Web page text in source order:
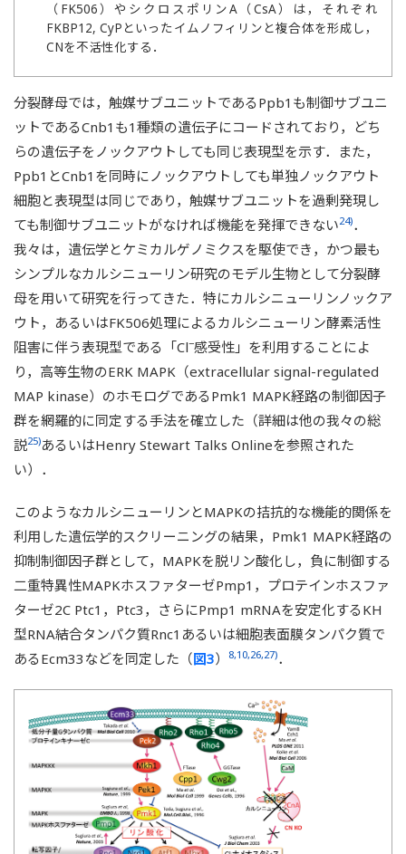
（FK506）やシクロスポリンA（CsA）は，それぞれ
FKBP12, CyPといったイムノフィリンと複合体を形成し，
CNを不活性化する．
分裂酵母では，触媒サブユニットであるPpb1も制御サブユニ
ットであるCnb1も1種類の遺伝子にコードされており，どち
らの遺伝子をノックアウトしても同じ表現型を示す．また，
Ppb1とCnb1を同時にノックアウトしても単独ノックアウト
細胞と表現型は同じであり，触媒サブユニットを過剰発現し
ても制御サブユニットがなければ機能を発揮できない24)．
我々は，遺伝学とケミカルゲノミクスを駆使でき，かつ最も
シンプルなカルシニューリン研究のモデル生物として分裂酵
母を用いて研究を行ってきた．特にカルシニューリンノックア
ウト，あるいはFK506処理によるカルシニューリン酵素活性
阻害に伴う表現型である「Cl−感受性」を利用することによ
り，高等生物のERK MAPK（extracellular signal-regulated
MAP kinase）のホモログであるPmk1 MAPK経路の制御因子
群を網羅的に同定する手法を確立した（詳細は他の我々の総
説25)あるいはHenry Stewart Talks Onlineを参照された
い）．
このようなカルシニューリンとMAPKの拮抗的な機能的関係を
利用した遺伝学的スクリーニングの結果，Pmk1 MAPK経路の
抑制制御因子群として，MAPKを脱リン酸化し，負に制御する
二重特異性MAPKホスファターゼPmp1，プロテインホスファ
ターゼ2C Ptc1，Ptc3，さらにPmp1 mRNAを安定化するKH
型RNA結合タンパク質Rnc1あるいは細胞表面膜タンパク質で
あるEcm33などを同定した（図3） 8,10,26,27)．